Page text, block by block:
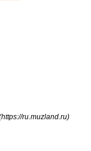
ru.muzland.ru)